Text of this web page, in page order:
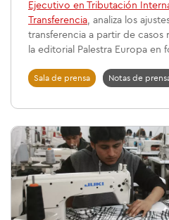
Ejecutivo en Tributación
Transferencia, analiza los
transferencia a partir de casos
la editorial Palestra Europa
Sala de prensa Notas de